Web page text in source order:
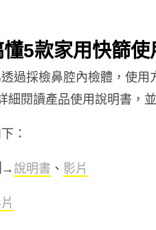
5款家用快篩使
過採檢鼻腔內檢體，使
閱讀產品使用說明書，
：
→說明書 、 影片